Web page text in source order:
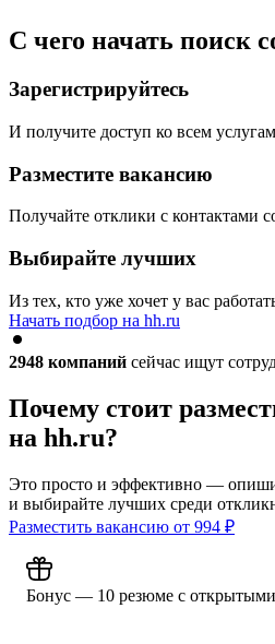
С чего начать поиск
Зарегистрируйтесь
И получите доступ ко всем
Разместите вакансию
Получайте отклики с контактами
Выбирайте лучших
Из тех, кто уже хочет у вас
Начать подбор на hh.ru
2948 компаний сейчас ищут
Почему стоит
на hh.ru?
Это просто и эффективно —
и выбирайте лучших среди
Разместить вакансию от 994 ₽
Бонус — 10 резюме с открытыми